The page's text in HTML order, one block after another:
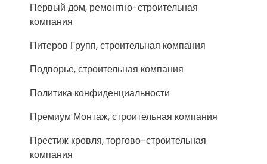
Первый дом, ремонтно-строительная
компания
Питеров Групп, строительная компания
Подворье, строительная компания
Политика конфиденциальности
Премиум Монтаж, строительная компания
Престиж кровля, торгово-строительная
компания